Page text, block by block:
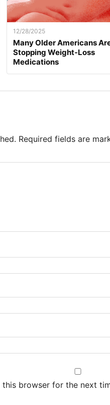
12/28/2025
Many Older Americans
Stopping Weight-Loss
Medications
Required fields are
browser for the next